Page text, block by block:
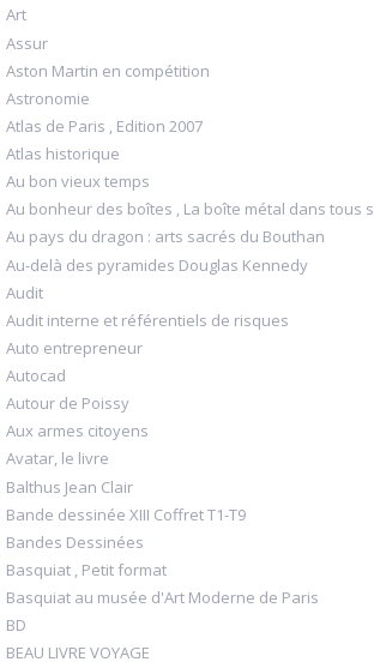
Art
Assur
Aston Martin en compétition
Astronomie
Atlas de Paris , Edition 2007
Atlas historique
Au bon vieux temps
Au bonheur des boîtes , La boîte métal dans tous s
Au pays du dragon : arts sacrés du Bouthan
Au-delà des pyramides Douglas Kennedy
Audit
Audit interne et référentiels de risques
Auto entrepreneur
Autocad
Autour de Poissy
Aux armes citoyens
Avatar, le livre
Balthus Jean Clair
Bande dessinée XIII Coffret T1-T9
Bandes Dessinées
Basquiat , Petit format
Basquiat au musée d'Art Moderne de Paris
BD
BEAU LIVRE VOYAGE